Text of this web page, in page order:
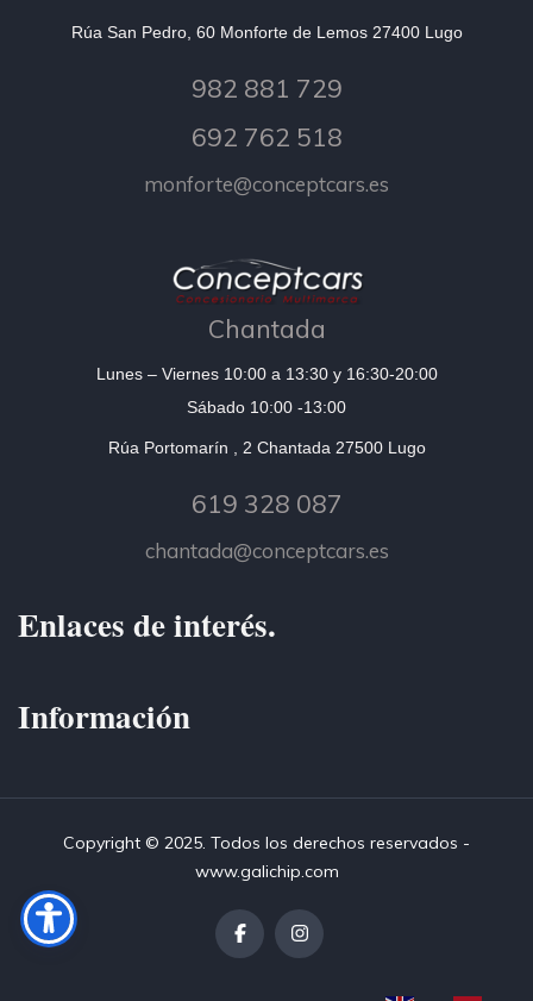
Rúa San Pedro, 60 Monforte de Lemos 27400 Lugo
982 881 729
692 762 518
monforte@conceptcars.es
Chantada
Lunes – Viernes 10:00 a 13:30 y 16:30-20:00
Sábado 10:00 -13:00
Rúa Portomarín , 2 Chantada 27500 Lugo
619 328 087
chantada@conceptcars.es
Enlaces de interés.
Información
Copyright © 2025. Todos los derechos reservados -
www.galichip.com